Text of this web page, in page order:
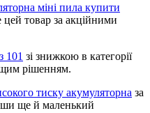
міні пила купити
товар за акційними
101 зі знижкою в категорії
рішенням.
тиску акумуляторна за
ще й маленький